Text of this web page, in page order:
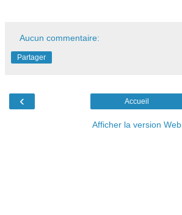
Aucun commentaire:
Partager
‹ Accueil
Afficher la version Web